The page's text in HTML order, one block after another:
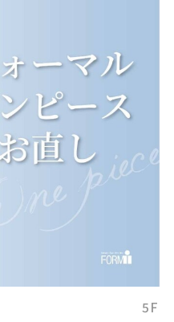
5F